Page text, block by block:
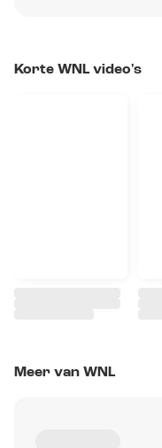
Korte WNL video's
Meer van WNL